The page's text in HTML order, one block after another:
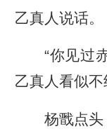
乙真人说话。
“你见过
乙真人看似不
杨戬点头